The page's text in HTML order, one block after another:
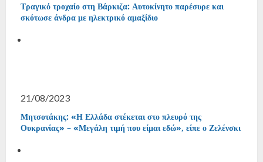
Τραγικό τροχαίο στη Βάρκιζα: Αυτοκίνητο παρέσυρε και
σκότωσε άνδρα με ηλεκτρικό αμαξίδιο
21/08/2023
Μητσοτάκης: «Η Ελλάδα στέκεται στο πλευρό της
Ουκρανίας» – «Μεγάλη τιμή που είμαι εδώ», είπε ο Ζελένσκι